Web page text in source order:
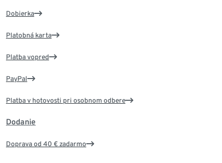
Dobierka
Platobná karta
Platba vopred
PayPal
Platba v hotovosti pri osobnom odbere
Dodanie
Doprava od 40 € zadarmo